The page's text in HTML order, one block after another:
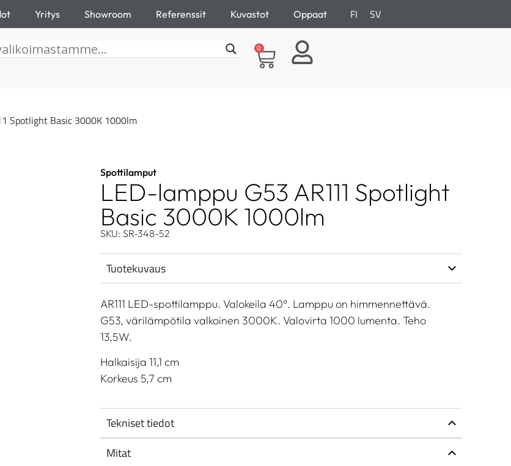
Yritys Showroom Referenssit Kuvastot Oppaat FI SV
0
Spotlight Basic 3000K 1000lm
Spottilamput
LED-lamppu G53 AR111 Spotlight
Basic 3000K 1000lm
SKU: SR-348-52
Tuotekuvaus
AR111 LED-spottilamppu. Valokeila 40°. Lamppu on himmennettävä.
G53, värilämpötila valkoinen 3000K. Valovirta 1000 lumenta. Teho
13,5W.
Halkaisija 11,1 cm
Korkeus 5,7 cm
Tekniset tiedot
Mitat